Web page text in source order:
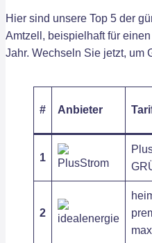
Hier sind unsere Top 5 der
Amtzell, beispielhaft für
Jahr. Wechseln Sie jetzt, um
# Anbieter
1
2
max